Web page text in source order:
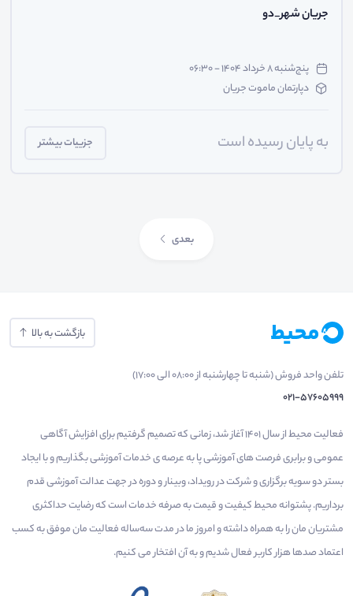
جریان شهر_دو
پنج‌شنبه ۸ خرداد ۱۴۰۴ - ۰۶:۳۰
دپارتمان ماموت جریان
به پایان رسیده است جزییات بیشتر
بعدی
بازگشت به بالا
تلفن واحد فروش (شنبه تا چهارشنبه از 08:00 الی 17:00)
021-57605999
فعالیت محیط از سال 1401 آغاز شد، زمانی که تصمیم گرفتیم برای افزایش آگاهی
عمومی و برابری فرصت های آموزشی پا به عرصه ی خدمات آموزشی بگذاریم و با ایجاد
بستر دو سویه برگزاری و شرکت در رویداد، وبینار و دوره در جهت عدالت آموزشی قدم
برداریم. پشتوانه محیط کیفیت و قیمت به صرفه خدمات است که رضایت حداکثری
مشتریان مان را به همراه داشته و امروز ما در مدت سه‌ساله فعالیت مان موفق به کسب
اعتماد صدها هزار کاربر فعال شدیم و به آن افتخار می‌ کنیم.